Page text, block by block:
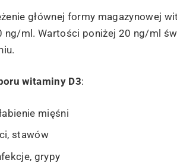
głównej formy magazynowej
ng/ml. Wartości poniżej 20 ng/ml
witaminy D3:
mięśni
stawów
grypy